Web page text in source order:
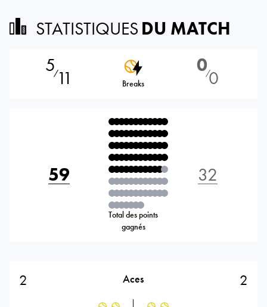
STATISTIQUES DU MATCH
5⁄11 Breaks
0⁄0
59
Total des points
gagnés
32
2 Aces 2